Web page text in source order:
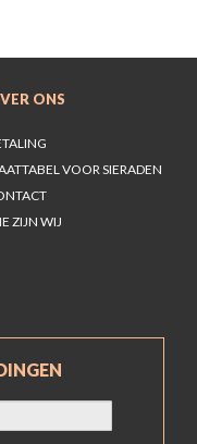
ONS
VOOR SIERADEN
ZIJN WIJ